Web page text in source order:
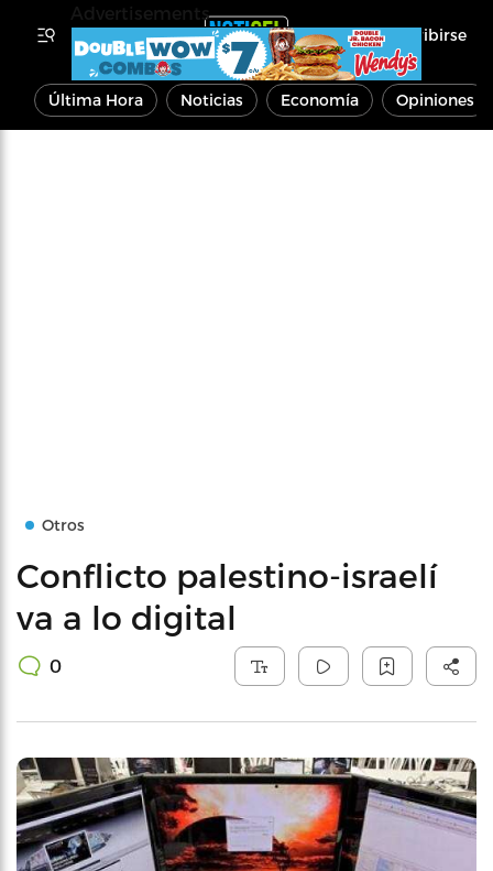
Inscribirse
Última Hora Noticias Economía Opiniones
Otros
Conflicto palestino-israelí
va a lo digital
0
Advertisements